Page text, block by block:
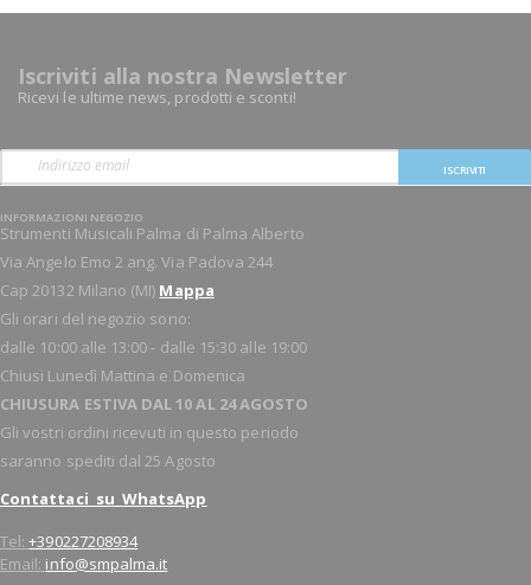
Iscriviti alla nostra Newsletter
Ricevi le ultime news, prodotti e sconti!
ISCRIVITI
INFORMAZIONI NEGOZIO
Strumenti Musicali Palma di Palma Alberto
Via Angelo Emo 2 ang. Via Padova 244
Cap 20132 Milano (MI) Mappa
Gli orari del negozio sono:
dalle 10:00 alle 13:00 - dalle 15:30 alle 19:00
Chiusi Lunedì Mattina e Domenica
CHIUSURA ESTIVA DAL 10 AL 24 AGOSTO
Gli vostri ordini ricevuti in questo periodo
saranno spediti dal 25 Agosto
Contattaci su WhatsApp
Tel:+390227208934
Email: info@smpalma.it